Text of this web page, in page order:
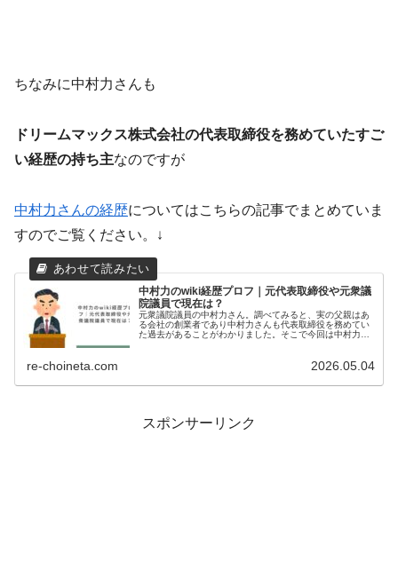
ちなみに中村力さんも
ドリームマックス株式会社の代表取締役を務めていたすご
い経歴の持ち主なのですが
中村力さんの経歴についてはこちらの記事でまとめていま
すのでご覧ください。↓
中村力のwiki経歴プロフ｜元代表取締役や元衆議
院議員で現在は？
元衆議院議員の中村力さん。調べてみると、実の父親はあ
る会社の創業者であり中村力さんも代表取締役を務めてい
た過去があることがわかりました。そこで今回は中村力さ
re-choineta.com 2026.05.04
スポンサーリンク